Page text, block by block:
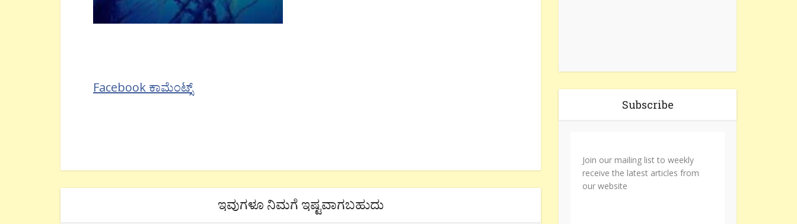
Facebook ಕಾಮೆಂಟ್ಸ್
ಇವುಗಳೂ ನಿಮಗೆ ಇಷ್ಟವಾಗಬಹುದು
Subscribe
Join our mailing list to weekly
receive the latest articles from
our website